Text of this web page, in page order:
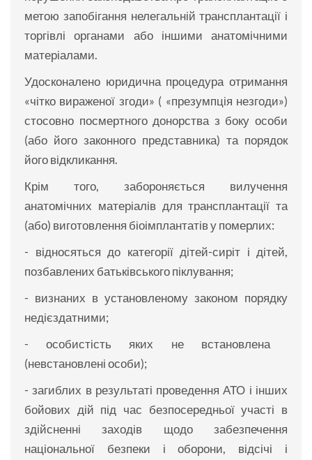
метою запобігання нелегальній трансплантації і
торгівлі органами або іншими анатомічними
матеріалами.
Удосконалено юридична процедура отримання
«чітко вираженої згоди» ( «презумпція незгоди»)
стосовно посмертного донорства з боку особи
(або його законного представника) та порядок
його відкликання.
Крім того, забороняється вилучення
анатомічних матеріалів для трансплантації та
(або) виготовлення біоімплантатів у померлих:
- відносяться до категорії дітей-сиріт і дітей,
позбавлених батьківського піклування;
- визнаних в установленому законом порядку
недієздатними;
- особистість яких не встановлена ​​
(невстановлені особи);
- загиблих в результаті проведення АТО і інших
бойових дій під час безпосередньої участі в
здійсненні заходів щодо забезпечення
національної безпеки і оборони, відсічі і